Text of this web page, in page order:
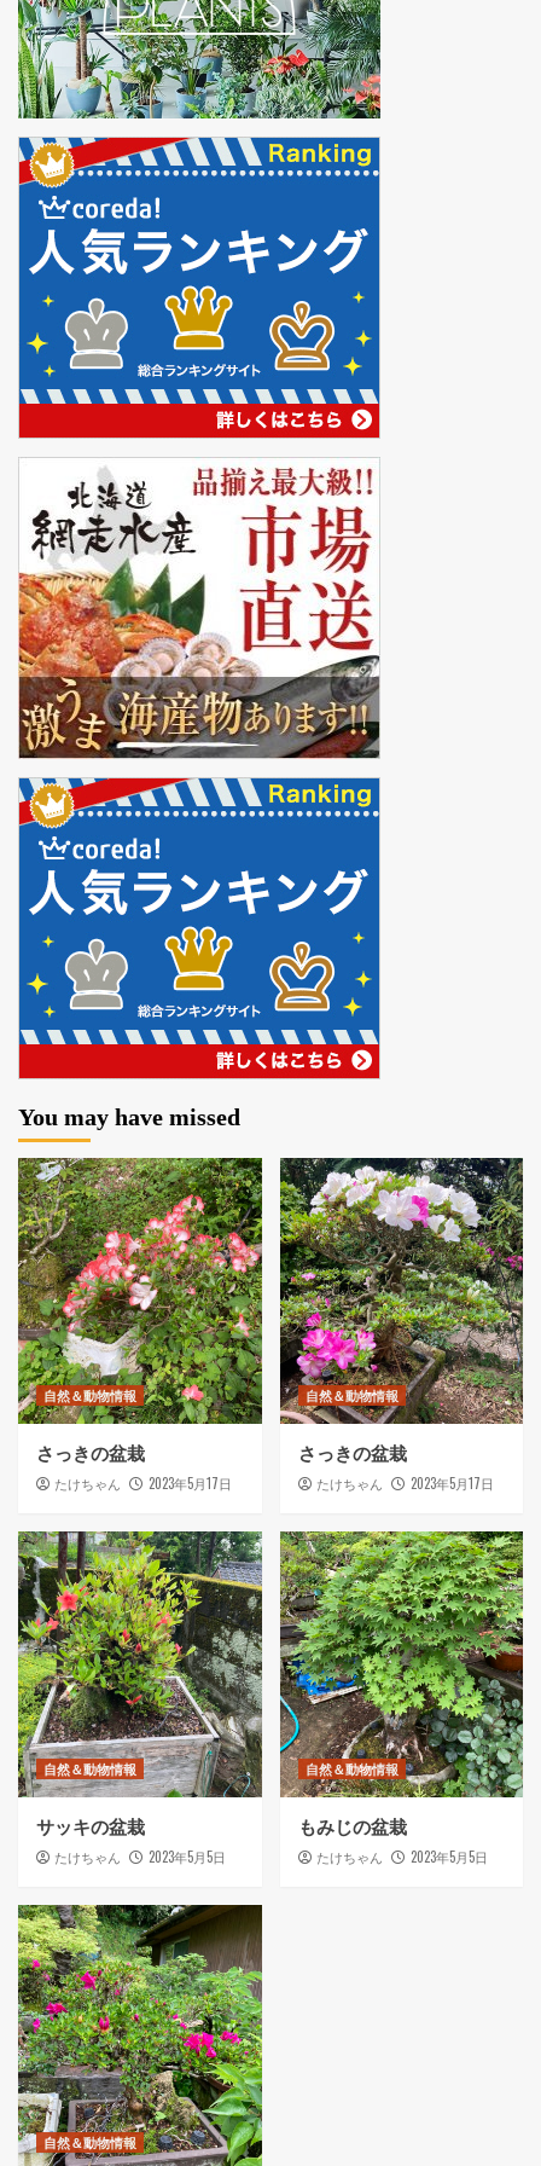
You may have missed
自然＆動物情報
さっきの盆栽
たけちゃん 2023年5月17日
自然＆動物情報
さっきの盆栽
たけちゃん 2023年5月17日
自然＆動物情報
サッキの盆栽
たけちゃん 2023年5月5日
自然＆動物情報
もみじの盆栽
たけちゃん 2023年5月5日
自然＆動物情報